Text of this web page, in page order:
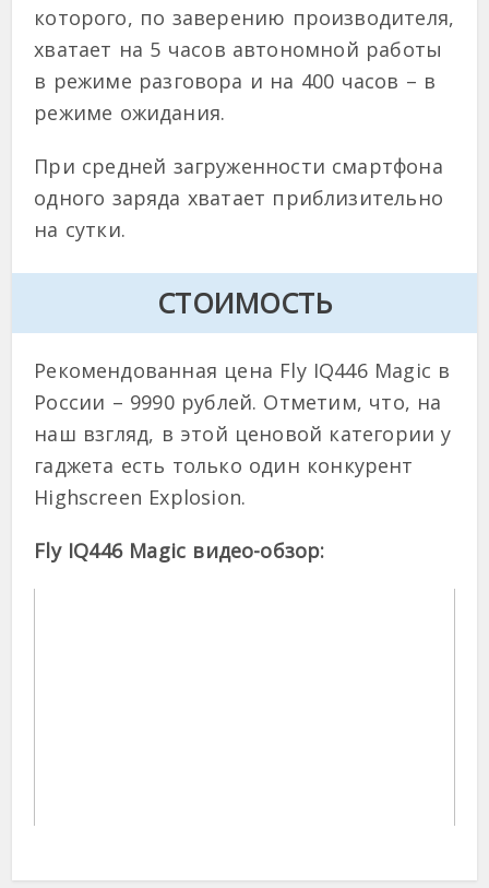
которого, по заверению производителя,
хватает на 5 часов автономной работы
в режиме разговора и на 400 часов – в
режиме ожидания.
При средней загруженности смартфона
одного заряда хватает приблизительно
на сутки.
СТОИМОСТЬ
Рекомендованная цена Fly IQ446 Magic в
России – 9990 рублей. Отметим, что, на
наш взгляд, в этой ценовой категории у
гаджета есть только один конкурент
Highscreen Explosion.
Fly IQ446 Magic видео-обзор: